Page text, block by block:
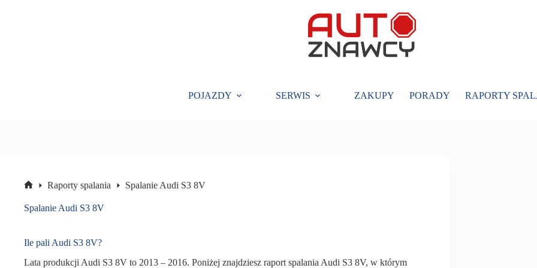
POJAZDY SERWIS ZAKUPY PORADY RAPORTY
główna
Raporty spalania Spalanie Audi S3 8V
Spalanie Audi S3 8V
Ile pali Audi S3 8V?
Lata produkcji Audi S3 8V to 2013 – 2016. Poniżej znajdziesz raport spalania Audi S3 8V, w którym